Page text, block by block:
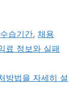
수습기간,채용
료 정보와 실패
방법을 자세히 설